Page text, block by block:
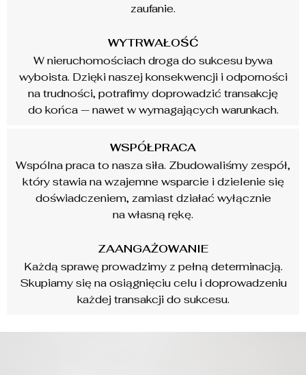
zaufanie.
WYTRWAŁOŚĆ
W nieruchomościach droga do sukcesu bywa
wyboista. Dzięki naszej konsekwencji i odporności
na trudności, potrafimy doprowadzić transakcję
do końca — nawet w wymagających warunkach.
WSPÓŁPRACA
Wspólna praca to nasza siła. Zbudowaliśmy zespół,
który stawia na wzajemne wsparcie i dzielenie się
doświadczeniem, zamiast działać wyłącznie
na własną rękę.
ZAANGAŻOWANIE
Każdą sprawę prowadzimy z pełną determinacją.
Skupiamy się na osiągnięciu celu i doprowadzeniu
każdej transakcji do sukcesu.